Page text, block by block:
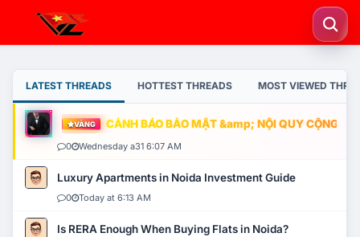
LATEST THREADS HOTTEST THREADS MOST VIEWED
VÀNG CẢNH BÁO BẢO MẬT &amp; NỘI QUY CỘNG
0 Wednesday a31 6:07 AM
Luxury Apartments in Noida Investment Guide
0 Today at 6:13 AM
Is RERA Enough When Buying Flats in Noida?